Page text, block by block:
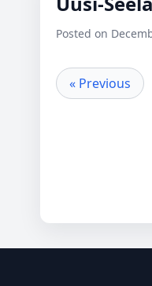
Posted on
« Previous